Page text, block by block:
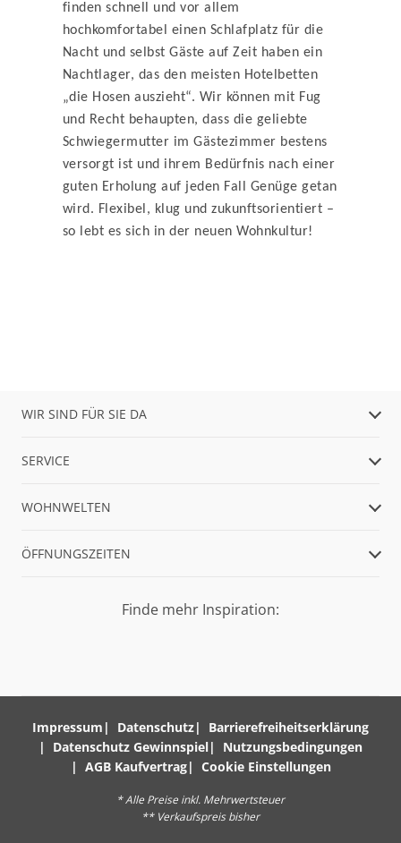
finden schnell und vor allem
hochkomfortabel einen Schlafplatz für die
Nacht und selbst Gäste auf Zeit haben ein
Nachtlager, das den meisten Hotelbetten
„die Hosen auszieht“. Wir können mit Fug
und Recht behaupten, dass die geliebte
Schwiegermutter im Gästezimmer bestens
versorgt ist und ihrem Bedürfnis nach einer
guten Erholung auf jeden Fall Genüge getan
wird. Flexibel, klug und zukunftsorientiert –
so lebt es sich in der neuen Wohnkultur!
WIR SIND FÜR SIE DA
SERVICE
WOHNWELTEN
ÖFFNUNGSZEITEN
Finde mehr Inspiration:
Impressum Datenschutz
Barrierefreiheitserklärung
Datenschutz Gewinnspiel
Nutzungsbedingungen
AGB Kaufvertrag
Cookie Einstellungen
* Alle Preise inkl. Mehrwertsteuer
** Verkaufspreis bisher